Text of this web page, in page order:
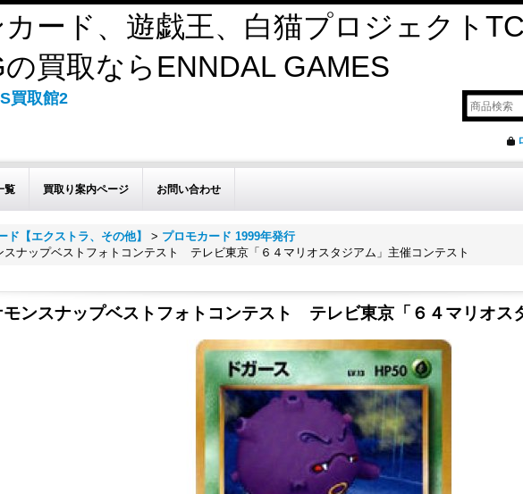
ード、遊戯王、白猫プロジェクト
の買取ならENNDAL GAMES
買取館2
覧 買取り案内ページ お問い合わせ
ド【エクストラ、その他】 > プロモカード 1999年発行
ナップベストフォトコンテスト テレビ東京「６４マリオスタジアム」主催コンテスト
ンスナップベストフォトコンテスト テレビ東京「６４マリオス